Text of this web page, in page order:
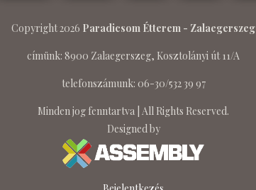
Copyright 2026 Paradicsom Étterem - Zalaegerszeg
címünk: 8900 Zalaegerszeg, Kosztolányi út 11/A
telefonszámunk: 06-30/532 39 97
Minden jog fenntartva | All Rights Reserved.
Designed by